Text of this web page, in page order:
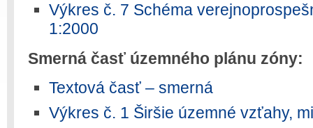
Výkres č. 7 Schéma
1:2000
Smerná časť územného plánu zóny:
Textová časť – smerná
Výkres č. 1 Širšie územné vzťahy,